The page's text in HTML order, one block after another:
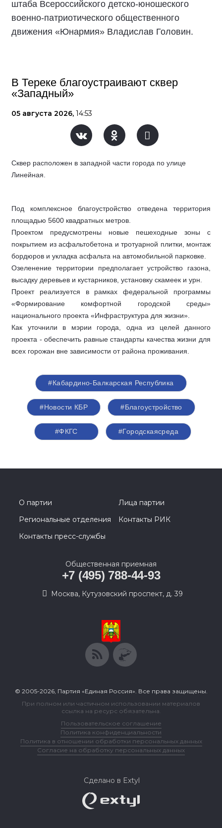
штаба Всероссийского детско-юношеского
военно-патриотического общественного
движения «Юнармия» Владислав Головин.
В Тереке благоустраивают сквер
«Западный»
05 августа 2026, 14:53
Сквер расположен в западной части города по улице
Линейная.
Под комплексное благоустройство отведена территория
площадью 5600 квадратных метров.
Проектом предусмотрены новые пешеходные зоны с
покрытием из асфальтобетона и тротуарной плитки, монтаж
бордюров и укладка асфальта на автомобильной парковке.
Озеленение территории предполагает устройство газона,
высадку деревьев и кустарников, установку скамеек и урн.
Проект реализуется в рамках федеральной программы
«Формирование комфортной городской среды»
национального проекта «Инфраструктура для жизни».
Как уточнили в мэрии города, одна из целей данного
проекта - обеспечить равные стандарты качества жизни для
всех горожан вне зависимости от района проживания.
#Кабардино-Балкарская Республика
#Новости КБР #Благоустройство
#ФКГС #Городскаясреда
О партии
Лица партии
Региональные отделения
Контакты РИК
Контакты пресс-службы
Общественная приемная
+7 (495) 788-44-93
Москва, Кутузовский проспект, д. 39
© 2005-2026, Партия «Единая Россия». Все права защищены.
При полном или частичном использовании материалов
ссылка на ресурс обязательна.
Пользовательское соглашение
Политика конфиденциальности
Политика в отношении обработки персональных данных
Согласие на обработку персональных данных
Сделано в Extyl